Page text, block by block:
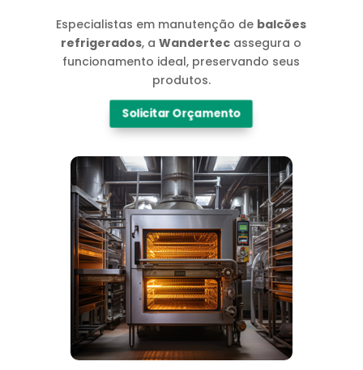
Especialistas em manutenção de balcões
refrigerados, aWandertec assegura o
funcionamento ideal, preservando seus
produtos.
Solicitar Orçamento